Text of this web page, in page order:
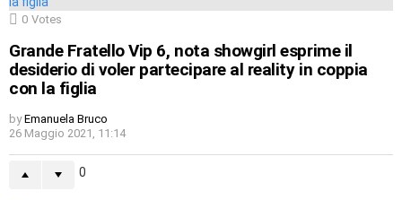
0 Votes
Grande Fratello Vip 6, nota showgirl esprime il
desiderio di voler partecipare al reality in coppia
con la figlia
by Emanuela Bruco
26 Maggio 2021, 11:14
0